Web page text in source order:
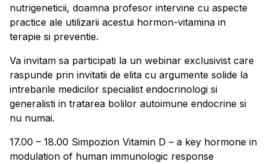
nutrigeneticii, doamna profesor intervine cu aspecte
practice ale utilizarii acestui hormon-vitamina in
terapie si preventie.
Va invitam sa participati la un webinar exclusivist care
raspunde prin invitatii de elita cu argumente solide la
intrebarile medicilor specialist endocrinologi si
generalisti in tratarea bolilor autoimune endocrine si
nu numai.
17.00 – 18.00 Simpozion Vitamin D – a key hormone in
modulation of human immunologic response